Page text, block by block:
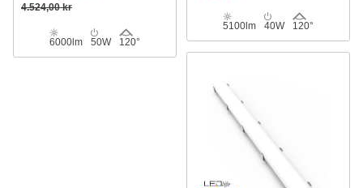
4.524,00 kr
6000lm 50W 120°
5100lm 40W 120°